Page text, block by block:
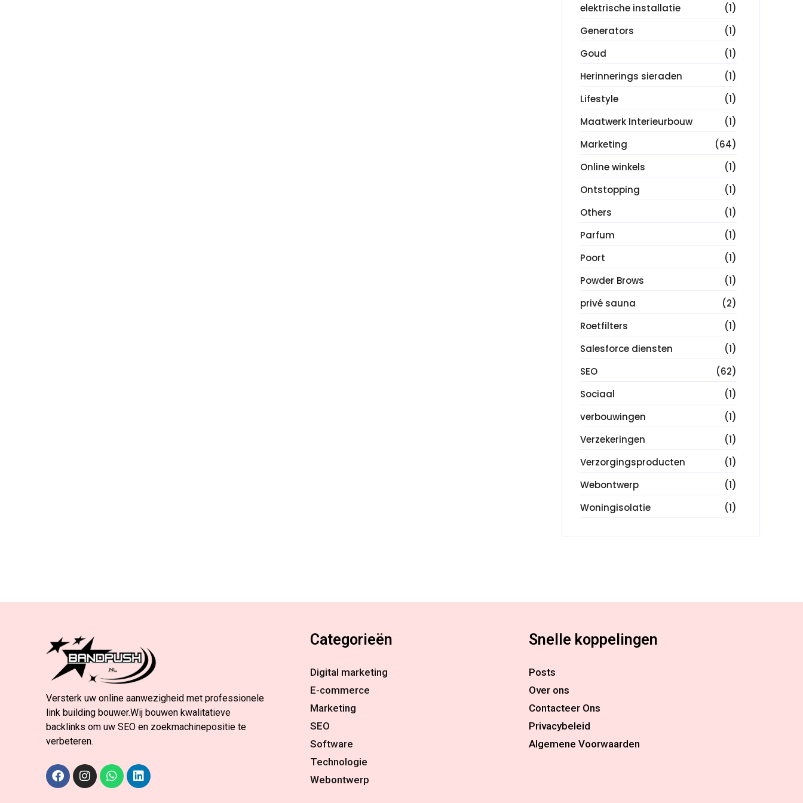
elektrische installatie
(1)
Generators
(1)
Goud
(1)
Herinnerings sieraden
(1)
Lifestyle
(1)
Maatwerk Interieurbouw
(1)
Marketing
(64)
Online winkels
(1)
Ontstopping
(1)
Others
(1)
Parfum
(1)
Poort
(1)
Powder Brows
(1)
privé sauna
(2)
Roetfilters
(1)
Salesforce diensten
(1)
SEO
(62)
Sociaal
(1)
verbouwingen
(1)
Verzekeringen
(1)
Verzorgingsproducten
(1)
Webontwerp
(1)
Woningisolatie
(1)
Versterk uw online aanwezigheid met professionele
link building bouwer.Wij bouwen kwalitatieve
backlinks om uw SEO en zoekmachinepositie te
verbeteren.
Categorieën
Digital marketing
E-commerce
Marketing
SEO
Software
Technologie
Webontwerp
Snelle koppelingen
Posts
Over ons
Contacteer Ons
Privacybeleid
Algemene Voorwaarden